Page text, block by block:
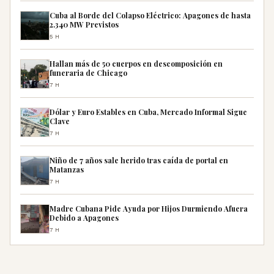
Cuba al Borde del Colapso Eléctrico: Apagones de hasta
2.340 MW Previstos
5H
Hallan más de 50 cuerpos en descomposición en
funeraria de Chicago
7H
Dólar y Euro Estables en Cuba, Mercado Informal Sigue
Clave
7H
Niño de 7 años sale herido tras caída de portal en
Matanzas
7H
Madre Cubana Pide Ayuda por Hijos Durmiendo Afuera
Debido a Apagones
7H